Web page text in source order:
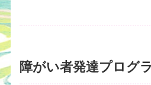
障がい者発達プログ